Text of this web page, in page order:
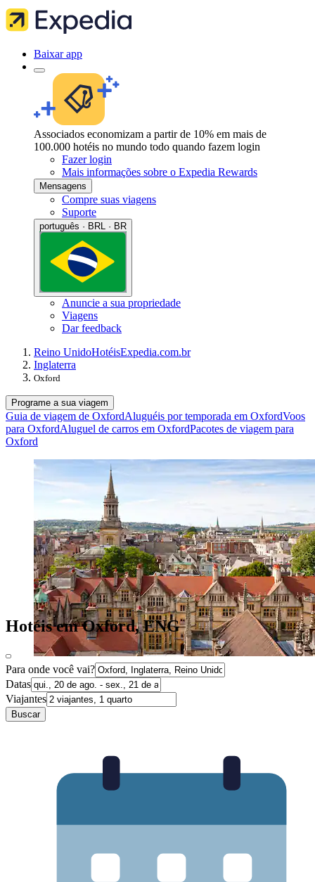
Baixar app
Associados economizam a partir de 10% em mais de
100.000 hotéis no mundo todo quando fazem login
Fazer login
Mais informações sobre o Expedia Rewards
Mensagens
Compre suas viagens
Suporte
português · BRL · BR
Anuncie a sua propriedade
Viagens
Dar feedback
Reino UnidoHotéisExpedia.com.br
Inglaterra
Oxford
Programe a sua viagem
Guia de viagem de OxfordAluguéis por temporada em OxfordVoos
para OxfordAluguel de carros em OxfordPacotes de viagem para
Oxford
Hotéis em Oxford, ENG
Para onde você vai?
Datas
Viajantes
Buscar